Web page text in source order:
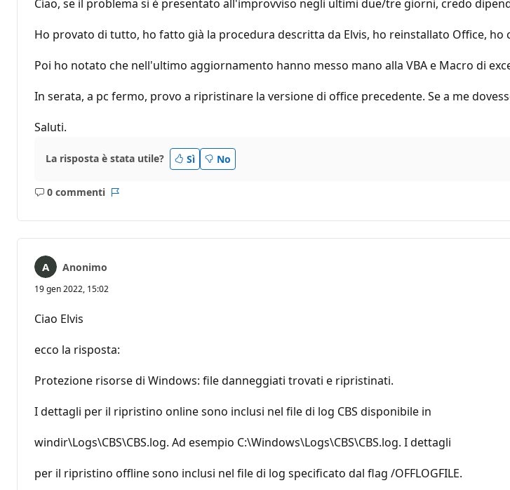
Ciao, se il problema si è presentato all'improvviso negli ultimi due/tre giorni, credo
Ho provato di tutto, ho fatto già la procedura descritta da Elvis, ho reinstallato Office,
Poi ho notato che nell'ultimo aggiornamento hanno messo mano alla VBA e Macro di
In serata, a pc fermo, provo a ripristinare la versione di office precedente. Se a me
Saluti.
La risposta è stata utile? Sì No
0 commenti
Nessun
Anonimo
19 gen 2022, 15:02
Ciao Elvis
ecco la risposta:
Protezione risorse di Windows: file danneggiati trovati e ripristinati.
I dettagli per il ripristino online sono inclusi nel file di log CBS disponibile in
windir\Logs\CBS\CBS.log. Ad esempio C:\Windows\Logs\CBS\CBS.log. I dettagli
per il ripristino offline sono inclusi nel file di log specificato dal flag /OFFLOGFILE.